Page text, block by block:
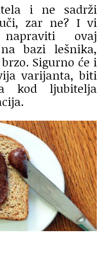
i ne sadrži
zar ne? I vi
ovaj
bazi lešnika,
Sigurno će i
varijanta, biti
kod ljubitelja